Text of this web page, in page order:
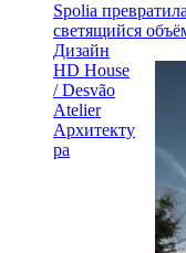
Spolia
светящийся
Дизайн
HD House
/ Desvão
Atelier
Архитекту
ра